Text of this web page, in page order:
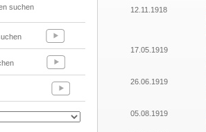
suchen
12.11.1918
17.05.1919
26.06.1919
05.08.1919